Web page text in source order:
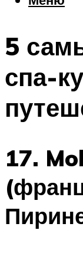
Меню
5
спа-
17.